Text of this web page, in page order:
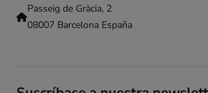
Passeig de Gràcia, 2
08007 Barcelona España